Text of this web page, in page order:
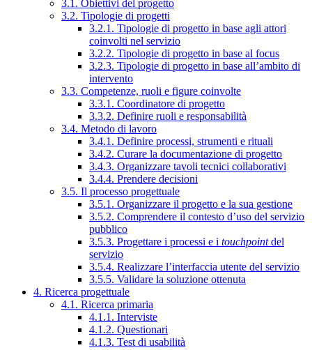
3.1. Obiettivi del progetto
3.2. Tipologie di progetti
3.2.1. Tipologie di progetto in base agli attori
coinvolti nel servizio
3.2.2. Tipologie di progetto in base al focus
3.2.3. Tipologie di progetto in base all’ambito di
intervento
3.3. Competenze, ruoli e figure coinvolte
3.3.1. Coordinatore di progetto
3.3.2. Definire ruoli e responsabilità
3.4. Metodo di lavoro
3.4.1. Definire processi, strumenti e rituali
3.4.2. Curare la documentazione di progetto
3.4.3. Organizzare tavoli tecnici collaborativi
3.4.4. Prendere decisioni
3.5. Il processo progettuale
3.5.1. Organizzare il progetto e la sua gestione
3.5.2. Comprendere il contesto d’uso del servizio
pubblico
3.5.3. Progettare i processi e i touchpointdel
servizio
3.5.4. Realizzare l’interfaccia utente del servizio
3.5.5. Validare la soluzione ottenuta
4. Ricerca progettuale
4.1. Ricerca primaria
4.1.1. Interviste
4.1.2. Questionari
4.1.3. Test di usabilità